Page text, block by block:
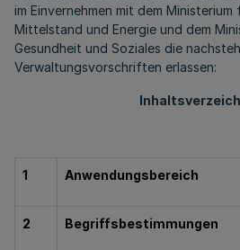
im Einvernehmen mit dem
Mittelstand und Energie und dem
Gesundheit und Soziales die
Verwaltungsvorschriften erlassen:
1 Anwendungsbereich
2 Begriffsbestimmungen